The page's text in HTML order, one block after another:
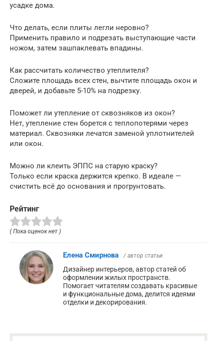
усадке дома.
Что делать, если плиты легли неровно?
Применить правило и подрезать выступающие части
ножом, затем зашпаклевать впадины.
Как рассчитать количество утеплителя?
Сложите площадь всех стен, вычтите площадь окон и
дверей, и добавьте 5-10% на подрезку.
Поможет ли утепление от сквозняков из окон?
Нет, утепление стен борется с теплопотерями через
материал. Сквозняки лечатся заменой уплотнителей
или окон.
Можно ли клеить ЭППС на старую краску?
Только если краска держится крепко. В идеале —
счистить всё до основания и прогрунтовать.
Рейтинг
( Пока оценок нет )
Елена Смирнова / автор статьи
Дизайнер интерьеров, автор статей об
оформлении жилых пространств.
Помогает читателям создавать красивые
и функциональные дома, делится идеями
отделки и декорирования.